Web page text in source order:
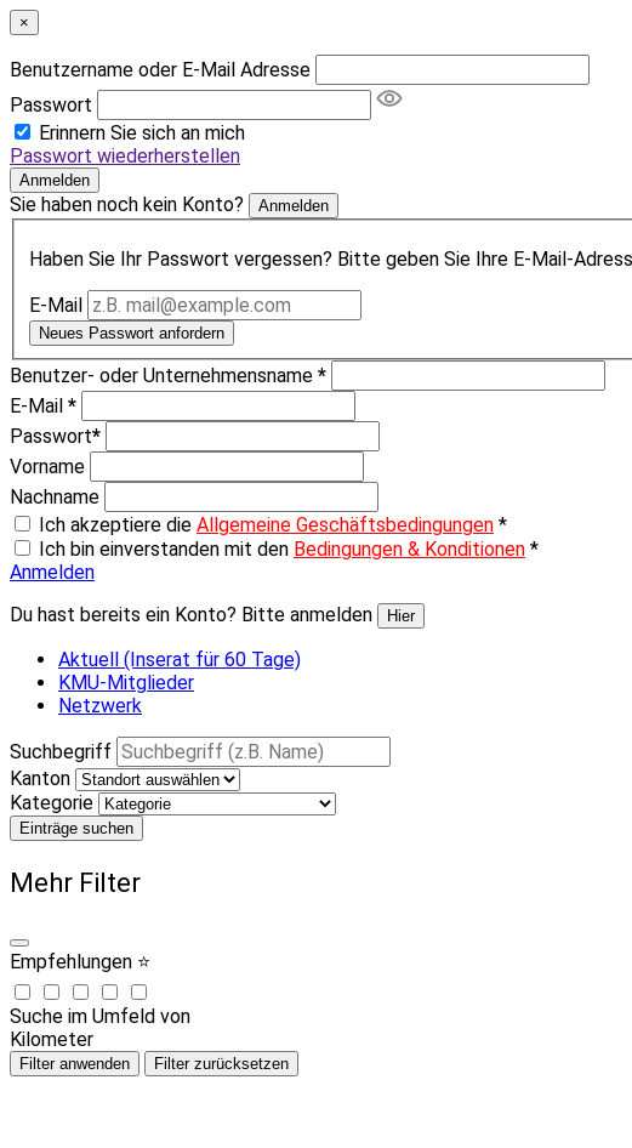
×
Benutzername oder E-Mail Adresse
Passwort
Erinnern Sie sich an mich
Passwort wiederherstellen
Anmelden
Sie haben noch kein Konto? Anmelden
Haben Sie Ihr Passwort vergessen? Bitte geben Sie Ihre E-Mail-
E-Mail
Neues Passwort anfordern
Benutzer- oder Unternehmensname *
E-Mail *
Passwort*
Vorname
Nachname
Ich akzeptiere die Allgemeine Geschäftsbedingungen *
Ich bin einverstanden mit den Bedingungen & Konditionen *
Anmelden
Du hast bereits ein Konto? Bitte anmelden
Hier
Aktuell (Inserat für 60 Tage)
KMU-Mitglieder
Netzwerk
Suchbegriff
Kanton
Kategorie
Einträge suchen
Mehr Filter
Empfehlungen ⭐
Suche im Umfeld von
Kilometer
Filter anwenden Filter zurücksetzen